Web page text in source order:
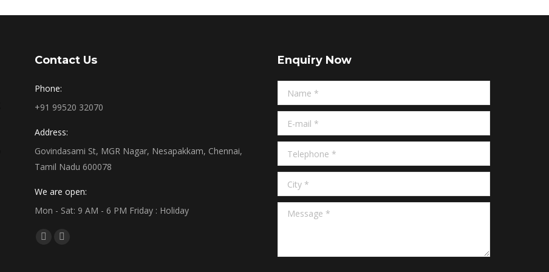
Contact Us
Phone:
+91 99520 32070
Address:
Govindasami St, MGR Nagar, Nesapakkam, Chennai,
Tamil Nadu 600078
We are open:
Mon - Sat: 9 AM - 6 PM Friday : Holiday
Find us on:
Facebook
Linkedin
Enquiry Now
Name *
E-mail *
Telephone *
City *
Message *